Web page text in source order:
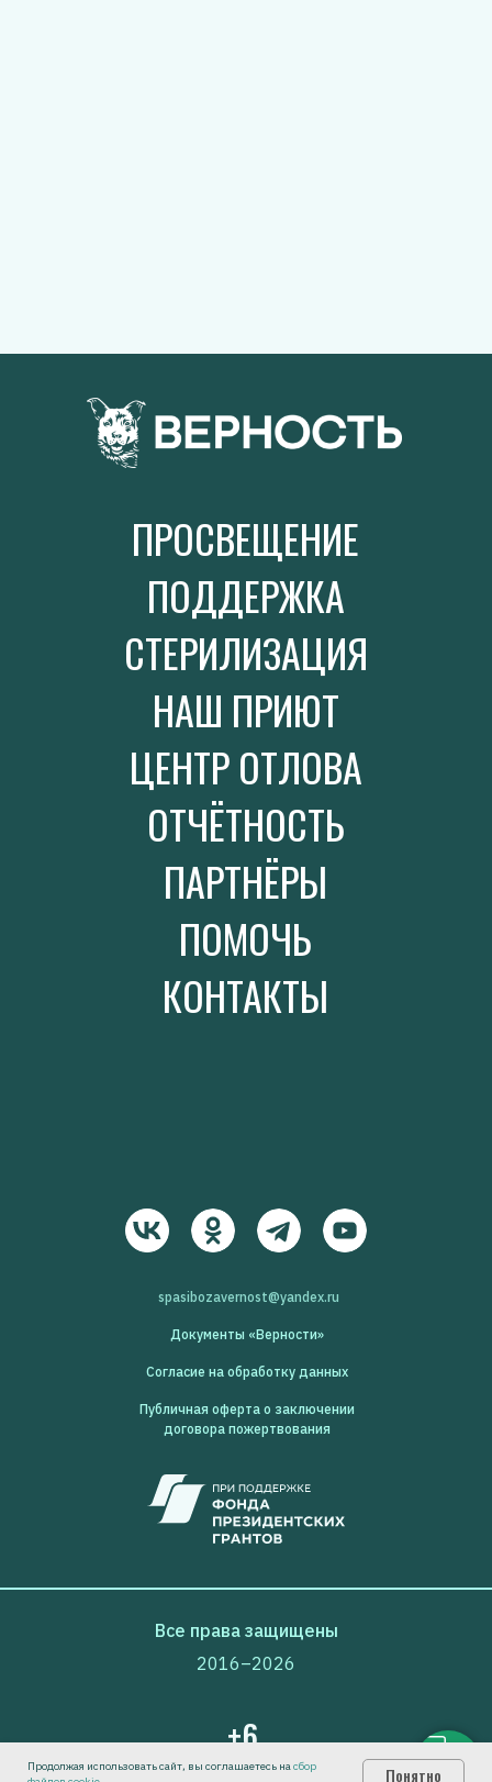
Продолжая использовать сайт, вы соглашаетесь насбор
Понятно
spasibozavernost@yandex.ru
Согласие на обработку данных
Документы «Верности»
Публичная оферта о заключении
договора пожертвования
ПРОСВЕЩЕНИЕ
ПОДДЕРЖКА
СТЕРИЛИЗАЦИЯ
ПОМОЧЬ
ПАРТНЁРЫ
КОНТАКТЫ
ОТЧЁТНОСТЬ
НАШ ПРИЮТ
ЦЕНТР ОТЛОВА
+6
Все права защищены
2016–2026